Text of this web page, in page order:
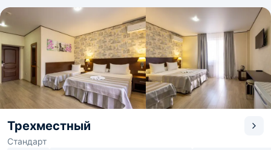
Трехместный
Стандарт